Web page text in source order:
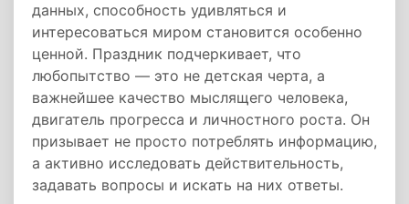
данных, способность удивляться и
интересоваться миром становится особенно
ценной. Праздник подчеркивает, что
любопытство — это не детская черта, а
важнейшее качество мыслящего человека,
двигатель прогресса и личностного роста. Он
призывает не просто потреблять информацию,
а активно исследовать действительность,
задавать вопросы и искать на них ответы.